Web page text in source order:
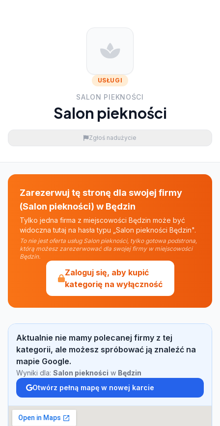
USŁUGI
SALON PIEKNOŚCI
Salon piekności
Zgłoś nadużycie
Zarezerwuj tę stronę dla swojej firmy
(Salon piekności) w Będzin
Tylko jedna firma z miejscowości Będzin może być
widoczna tutaj na hasła typu „Salon piekności Będzin".
To nie jest oferta usług Salon piekności, tylko gotowa podstrona,
którą możesz zarezerwować dla swojej firmy w miejscowości
Będzin.
Zaloguj się, aby kupić
kategorię na wyłączność
Aktualnie nie mamy polecanej firmy z tej
kategorii, ale możesz spróbować ją znaleźć na
mapie Google.
Wyniki dla: Salon piekności w Będzin
Otwórz pełną mapę w nowej karcie